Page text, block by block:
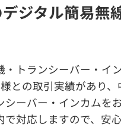
ジタル簡易無
・トランシーバー・イ
との取引実績があり
シーバー・インカムを
対応しますので、安